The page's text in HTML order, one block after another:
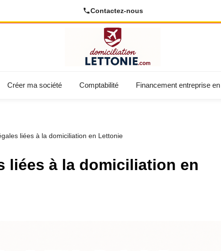
Contactez-nous
Créer ma société Comptabilité Financement entreprise
liées à la domiciliation en Lettonie
liées à la domiciliation en